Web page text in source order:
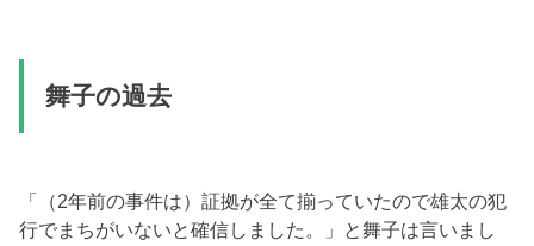
舞子の過去
「（2年前の事件は）証拠が全て揃っていたので雄太の犯
行でまちがいないと確信しました。」と舞子は言いまし